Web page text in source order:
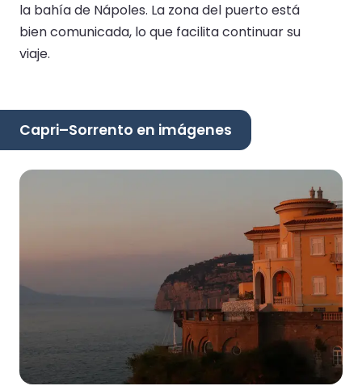
la bahía de Nápoles. La zona del puerto está
bien comunicada, lo que facilita continuar su
viaje.
Capri–Sorrento en imágenes